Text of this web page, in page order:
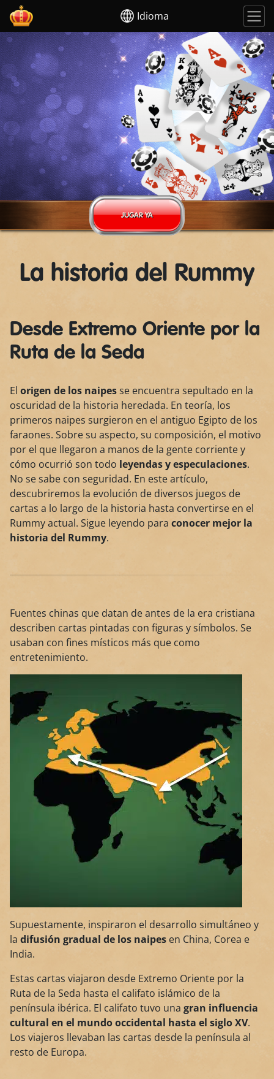
Idioma
JUGAR YA
La historia del Rummy
Desde Extremo Oriente por la
Ruta de la Seda
El origen de los naipesse encuentra sepultado en la
oscuridad de la historia heredada. En teoría, los
primeros naipes surgieron en el antiguo Egipto de los
faraones. Sobre su aspecto, su composición, el motivo
por el que llegaron a manos de la gente corriente y
cómo ocurrió son todo leyendas y especulaciones.
No se sabe con seguridad. En este artículo,
descubriremos la evolución de diversos juegos de
cartas a lo largo de la historia hasta convertirse en el
Rummy actual. Sigue leyendo para conocer mejor la
historia del Rummy.
Fuentes chinas que datan de antes de la era cristiana
describen cartas pintadas con figuras y símbolos. Se
usaban con fines místicos más que como
entretenimiento.
Supuestamente, inspiraron el desarrollo simultáneo y
la difusión gradual de los naipes en China, Corea e
India.
Estas cartas viajaron desde Extremo Oriente por la
Ruta de la Seda hasta el califato islámico de la
península ibérica. El califato tuvo una gran influencia
cultural en el mundo occidental hasta el siglo XV.
Los viajeros llevaban las cartas desde la península al
resto de Europa.